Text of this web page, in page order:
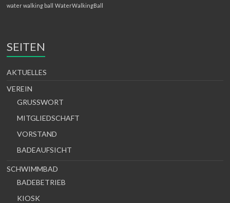
water walking ball WaterWalkingBall
SEITEN
AKTUELLES
VEREIN
GRUSSWORT
MITGLIEDSCHAFT
VORSTAND
BADEAUFSICHT
SCHWIMMBAD
BADEBETRIEB
KIOSK